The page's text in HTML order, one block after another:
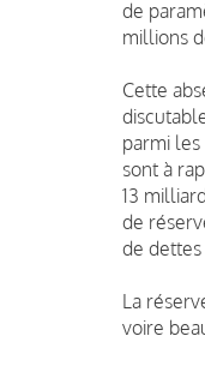
de
millions
Cette
parmi
sont à
13
de
de
La
voire